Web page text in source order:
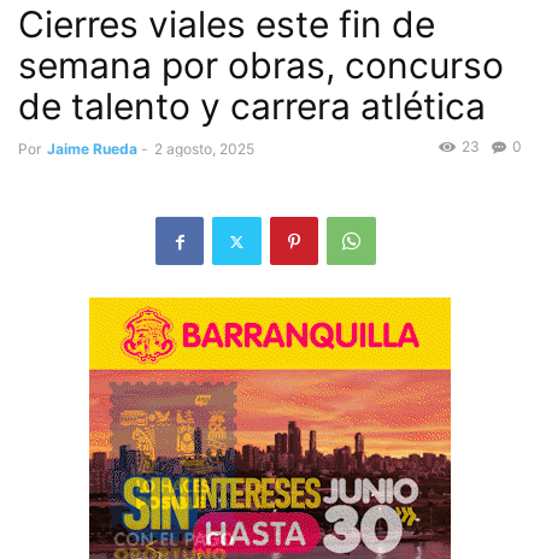
Cierres viales este fin de
semana por obras, concurso
de talento y carrera atlética
Por Jaime Rueda - 2 agosto, 2025 0
23